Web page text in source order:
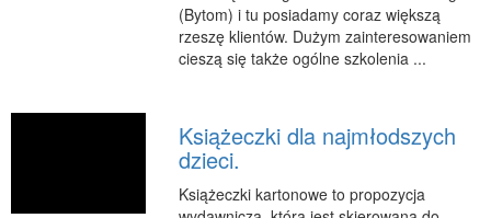
(Bytom) i tu posiadamy coraz większą
rzeszę klientów. Dużym zainteresowaniem
cieszą się także ogólne szkolenia ...
Książeczki dla najmłodszych
dzieci.
Książeczki kartonowe to propozycja